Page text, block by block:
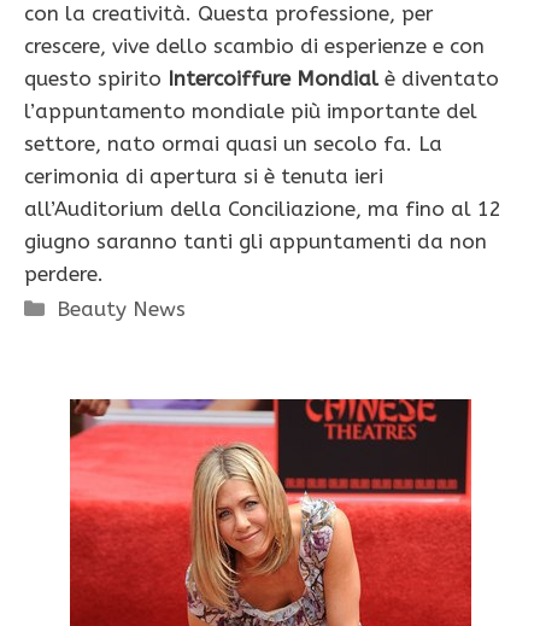
con la creatività. Questa professione, per
crescere, vive dello scambio di esperienze e con
questo spirito Intercoiffure Mondialè diventato
l’appuntamento mondiale più importante del
settore, nato ormai quasi un secolo fa. La
cerimonia di apertura si è tenuta ieri
all’Auditorium della Conciliazione, ma fino al 12
giugno saranno tanti gli appuntamenti da non
perdere.
Categorie
Beauty News